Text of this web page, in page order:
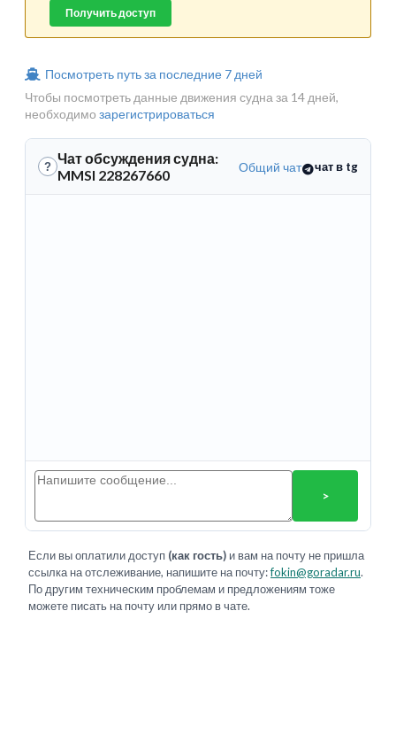
Получить доступ
Посмотреть путь за последние 7 дней
Чтобы посмотреть данные движения судна за 14 дней,
необходимо зарегистрироваться
? Чат обсуждения судна:
MMSI 228267660
Общий чат чат в tg
>
Если вы оплатили доступ (как гость) и вам на почту не пришла
ссылка на отслеживание, напишите на почту:fokin@goradar.ru.
По другим техническим проблемам и предложениям тоже
можете писать на почту или прямо в чате.